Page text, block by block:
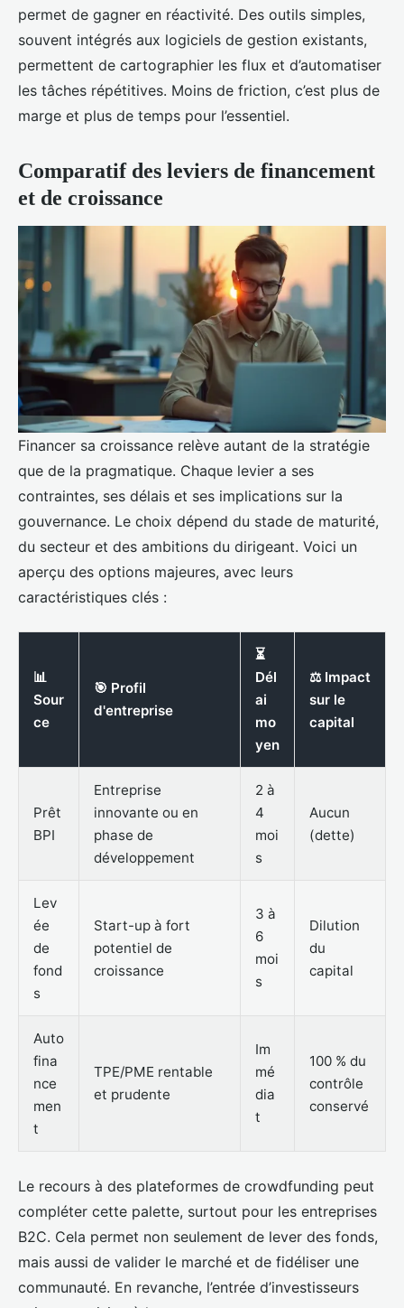
permet de gagner en réactivité. Des outils simples,
souvent intégrés aux logiciels de gestion existants,
permettent de cartographier les flux et d’automatiser
les tâches répétitives. Moins de friction, c’est plus de
marge et plus de temps pour l’essentiel.
Comparatif des leviers de financement
et de croissance
Financer sa croissance relève autant de la stratégie
que de la pragmatique. Chaque levier a ses
contraintes, ses délais et ses implications sur la
gouvernance. Le choix dépend du stade de maturité,
du secteur et des ambitions du dirigeant. Voici un
aperçu des options majeures, avec leurs
caractéristiques clés :
📊
Sour
ce
🎯 Profil
d'entreprise
⏳
Dél
ai
mo
yen
⚖️ Impact
sur le
capital
Prêt
BPI
Entreprise
innovante ou en
phase de
développement
2 à
4
moi
s
Aucun
(dette)
Lev
ée
de
fond
s
Start-up à fort
potentiel de
croissance
3 à
6
moi
s
Dilution
du
capital
Auto
fina
nce
men
t
TPE/PME rentable
et prudente
Im
mé
dia
t
100 % du
contrôle
conservé
Le recours à des plateformes de crowdfunding peut
compléter cette palette, surtout pour les entreprises
B2C. Cela permet non seulement de lever des fonds,
mais aussi de valider le marché et de fidéliser une
communauté. En revanche, l’entrée d’investisseurs